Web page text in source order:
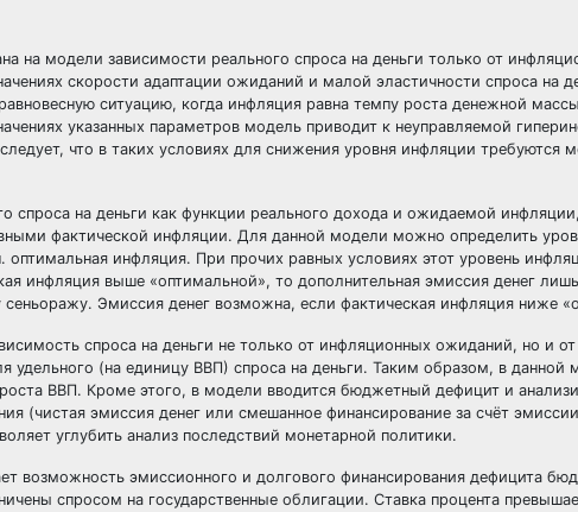
на модели зависимости реального спроса на деньги только от
скорости адаптации ожиданий и малой эластичности спроса на
ситуацию, когда инфляция равна темпу роста денежной
указанных параметров модель приводит к неуправляемой
что в таких условиях для снижения уровня инфляции
спроса на деньги как функции реального дохода и ожидаемой
фактической инфляции. Для данной модели можно определить
инфляция. При прочих равных условиях этот уровень
инфляция выше «оптимальной», то дополнительная эмиссия денег
сеньоражу. Эмиссия денег возможна, если фактическая инфляция ниже
спроса на деньги не только от инфляционных ожиданий, но и
удельного (на единицу ВВП) спроса на деньги. Таким образом, в
ВВП. Кроме этого, в модели вводится бюджетный дефицит и
(чистая эмиссия денег или смешанное финансирование за счёт
углубить анализ последствий монетарной политики.
возможность эмиссионного и долгового финансирования дефицита
спросом на государственные облигации. Ставка процента